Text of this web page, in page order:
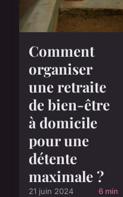
Comment
organiser
une retraite
de bien-être
à domicile
pour une
détente
maximale ?
21 juin 2024 6 min